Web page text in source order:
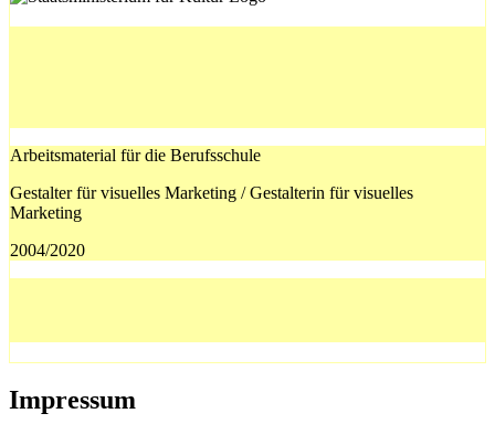
Arbeitsmaterial für die Berufsschule
Gestalter für visuelles Marketing / Gestalterin für visuelles
Marketing
2004/2020
Impressum